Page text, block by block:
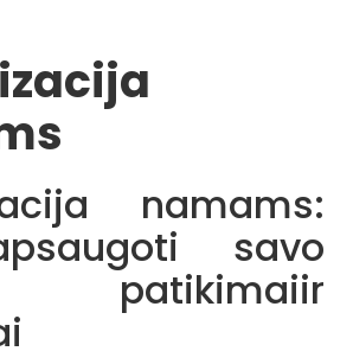
namams:
savo
patikimaiir